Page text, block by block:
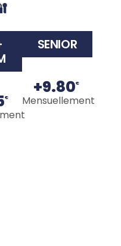
€
SENIOR
+9.80€
Mensuellement